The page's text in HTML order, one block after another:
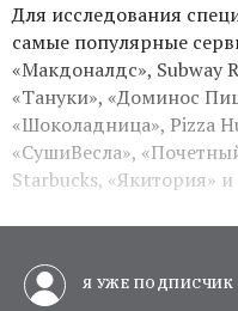
Для исследования
самые популярные
«Макдоналдс», Subway
«Тануки», «Доминос
«Шоколадница», Pizza
«СушиВесла»,
Starbucks, «Якитория»
Я УЖЕ ПОДПИСЧИК